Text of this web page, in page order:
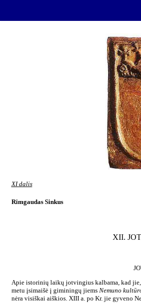
XI dalis
Rimgaudas Sinkus
XII.
Apie istorinių laikų jotvingius kalbama, kad
metu įsimaišė į giminingų jiems Nemuno
nėra visiškai aiškios. XIII a. po Kr. jie gyveno